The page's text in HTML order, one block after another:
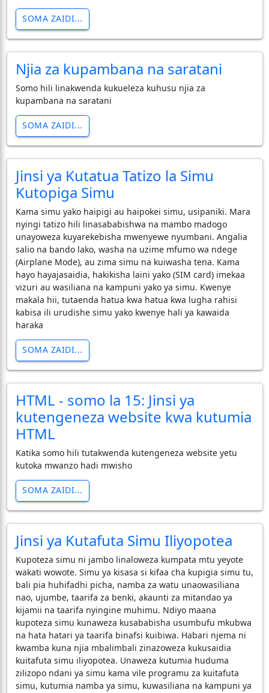
SOMA ZAIDI...
Njia za kupambana na saratani
Somo hili linakwenda kukueleza kuhusu njia za
kupambana na saratani
SOMA ZAIDI...
Jinsi ya Kutatua Tatizo la Simu
Kutopiga Simu
Kama simu yako haipigi au haipokei simu, usipaniki. Mara
nyingi tatizo hili linasababishwa na mambo madogo
unayoweza kuyarekebisha mwenyewe nyumbani. Angalia
salio na bando lako, washa na uzime mfumo wa ndege
(Airplane Mode), au zima simu na kuiwasha tena. Kama
hayo hayajasaidia, hakikisha laini yako (SIM card) imekaa
vizuri au wasiliana na kampuni yako ya simu. Kwenye
makala hii, tutaenda hatua kwa hatua kwa lugha rahisi
kabisa ili urudishe simu yako kwenye hali ya kawaida
haraka
SOMA ZAIDI...
HTML - somo la 15: Jinsi ya
kutengeneza website kwa kutumia
HTML
Katika somo hili tutakwenda kutengeneza website yetu
kutoka mwanzo hadi mwisho
SOMA ZAIDI...
Jinsi ya Kutafuta Simu Iliyopotea
Kupoteza simu ni jambo linaloweza kumpata mtu yeyote
wakati wowote. Simu ya kisasa si kifaa cha kupigia simu tu,
bali pia huhifadhi picha, namba za watu unaowasiliana
nao, ujumbe, taarifa za benki, akaunti za mitandao ya
kijamii na taarifa nyingine muhimu. Ndiyo maana
kupoteza simu kunaweza kusababisha usumbufu mkubwa
na hata hatari ya taarifa binafsi kuibiwa. Habari njema ni
kwamba kuna njia mbalimbali zinazoweza kukusaidia
kuitafuta simu iliyopotea. Unaweza kutumia huduma
zilizopo ndani ya simu kama vile programu za kuitafuta
simu, kutumia namba ya simu, kuwasiliana na kampuni ya